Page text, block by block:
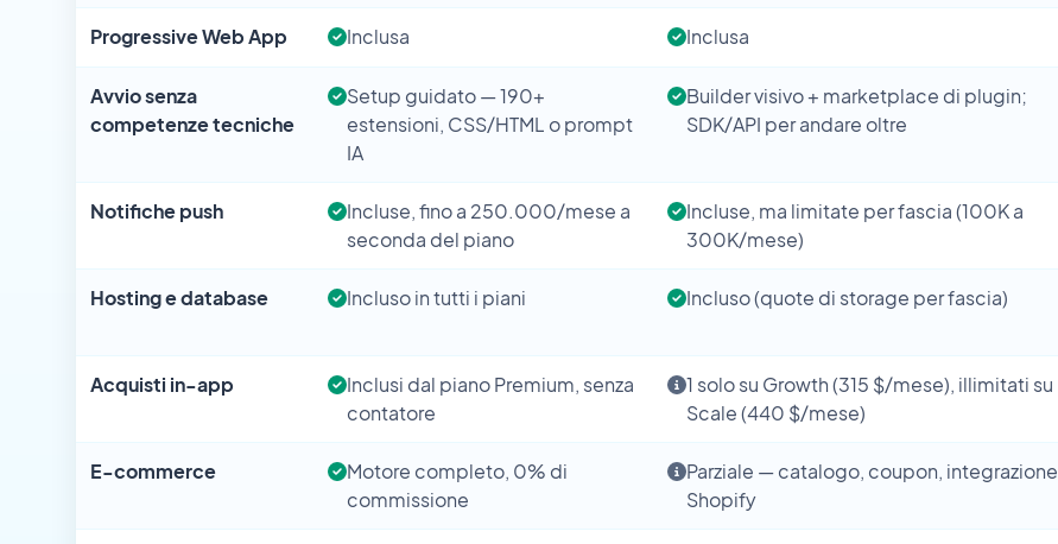
Progressive Web App Inclusa Inclusa
Avvio senza
competenze tecniche
Setup guidato — 190+
estensioni, CSS/HTML o prompt
IA
Builder visivo + marketplace di plugin;
SDK/API per andare oltre
Notifiche push
Incluse, fino a 250.000/mese a
seconda del piano
Incluse, ma limitate per fascia (100K a
300K/mese)
Hosting e database Incluso in tutti i piani Incluso (quote di storage per fascia)
Acquisti in-app
Inclusi dal piano Premium, senza
contatore
1 solo su Growth (315 $/mese), illimitati su
Scale (440 $/mese)
E-commerce
Motore completo, 0% di
commissione
Parziale — catalogo, coupon, integrazione
Shopify